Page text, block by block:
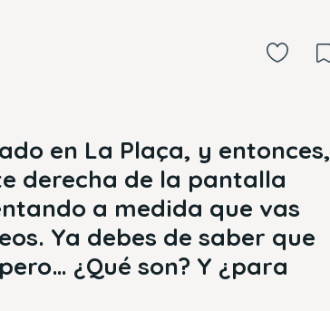
en La Plaça, y entonces,
derecha de la pantalla
a medida que vas
Ya debes de saber que
¿Qué son? Y ¿para